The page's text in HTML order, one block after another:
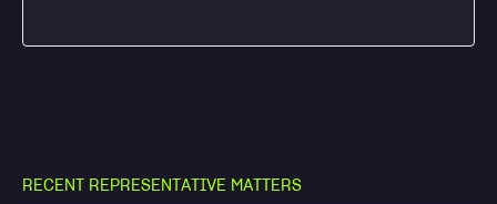
RECENT REPRESENTATIVE MATTERS